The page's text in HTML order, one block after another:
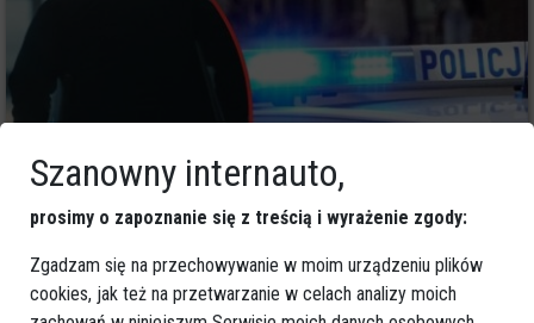
Ostrołęka
Szanowny internauto,
prosimy o zapoznanie się z treścią i wyrażenie zgody:
Zgadzam się na przechowywanie w moim urządzeniu plików
cookies, jak też na przetwarzanie w celach analizy moich